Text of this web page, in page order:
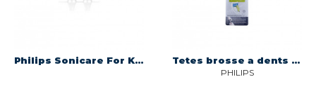
Philips Sonicare For Kids Mini HX6032 2 Têtes de Brosse Tetes brosse a dents sonicare w2 optimal white Philips HX6064/10
PHILIPS